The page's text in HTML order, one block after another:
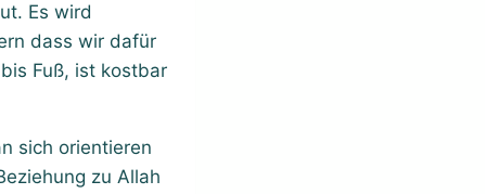
Es wird
dass wir dafür
Fuß, ist kostbar
sich orientieren
zu Allah